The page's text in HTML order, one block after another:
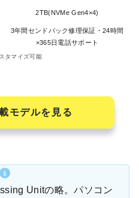
2TB(NVMe Gen4×4)
3年間センドバック修理保証・24時間
×365日電話サポート
タマイズ可能
モデルを見る
Unitの略。パソコン